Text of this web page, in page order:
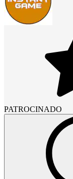
PATROCINADO